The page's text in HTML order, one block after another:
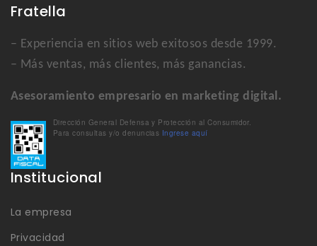
Fratella
– Experiencia en sitios web exitosos desde 1999.
– Más ventas, más clientes, más ganancias.
Asesoramiento empresario en marketing digital.
Dirección General Defensa y Protección al Consumidor.
Para consultas y/o denuncias Ingrese aquí
Institucional
La empresa
Privacidad